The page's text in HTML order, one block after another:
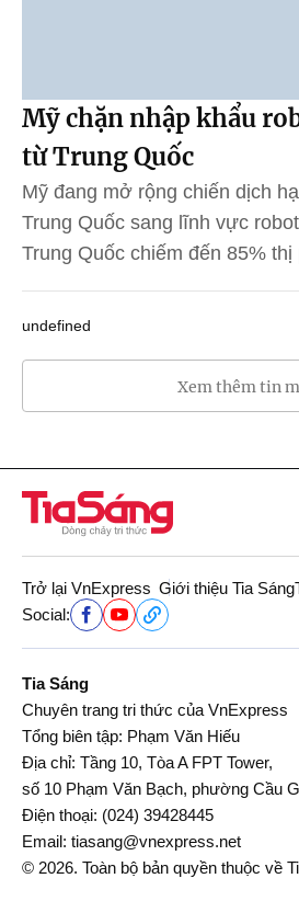
Mỹ chặn nhập khẩu
từ Trung Quốc
Mỹ đang mở rộng chiến dịch
Trung Quốc sang lĩnh vực
Trung Quốc chiếm đến 85% thị
undefined
Xem thêm tin
Trở lại VnExpress Giới thiệu Tia Sáng
Social:
Tia Sáng
Chuyên trang tri thức của VnExpress
Tổng biên tập: Phạm Văn Hiếu
Địa chỉ: Tầng 10, Tòa A FPT Tower,
số 10 Phạm Văn Bạch, phường Cầu
Điện thoại: (024) 39428445
Email: tiasang@vnexpress.net
© 2026. Toàn bộ bản quyền thuộc về